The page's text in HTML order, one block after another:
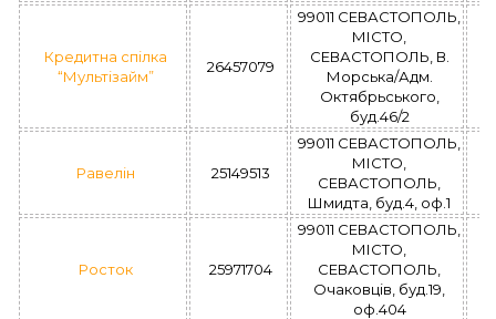
Кредитна спілка
“Мультізайм”
26457079
99011 СЕВАСТОПОЛЬ,
МІСТО,
СЕВАСТОПОЛЬ, В.
Морська/Адм.
Октябрьського,
буд.46/2
Равелін 25149513
99011 СЕВАСТОПОЛЬ,
МІСТО,
СЕВАСТОПОЛЬ,
Шмидта, буд.4, оф.1
Росток 25971704
99011 СЕВАСТОПОЛЬ,
МІСТО,
СЕВАСТОПОЛЬ,
Очаковцiв, буд.19,
оф.404